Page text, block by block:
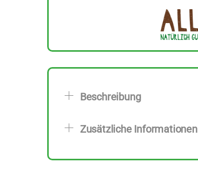
Beschreibung
Zusätzliche Informationen